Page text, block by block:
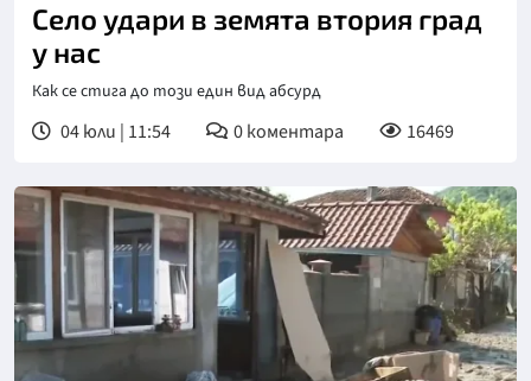
Село удари в земята втория град
у нас
Как се стига до този един вид абсурд
04 юли | 11:54 0коментара 16469